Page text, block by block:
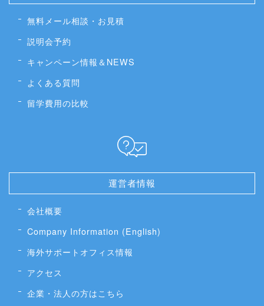
無料メール相談・お見積
説明会予約
キャンペーン情報＆NEWS
よくある質問
留学費用の比較
運営者情報
会社概要
Company Information (English)
海外サポートオフィス情報
アクセス
企業・法人の方はこちら